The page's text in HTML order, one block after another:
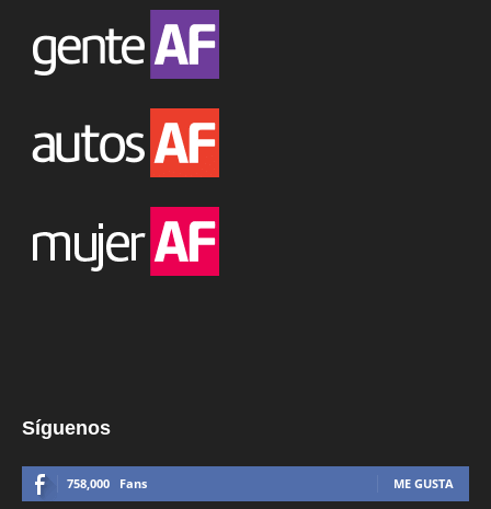
Síguenos
758,000 Fans ME GUSTA